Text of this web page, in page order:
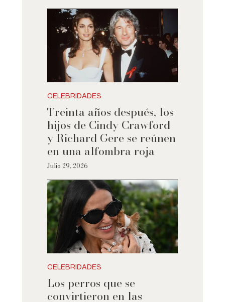
CELEBRIDADES
Treinta años después, los
hijos de Cindy Crawford
y Richard Gere se reúnen
en una alfombra roja
Julio 29, 2026
CELEBRIDADES
Los perros que se
convirtieron en las